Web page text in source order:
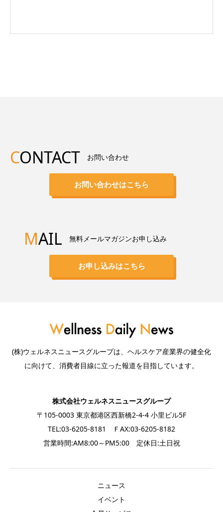
CONTACT お問い合わせ
お問い合わせはこちら
MAIL 無料メールマガジンお申し込み
お申し込みはこちら
(株)ウェルネスニュースグループは、ヘルスケア産業界の健全化
に向けて、消費者目線に立った報道を目指しています。
株式会社ウェルネスニュースグループ
〒105-0003 東京都港区西新橋2-4-4 小里ビル5F
TEL:03-6205-8181 ＦAX:03-6205-8182
営業時間:AM8:00～PM5:00 定休日:土日祝
ニュース
イベント